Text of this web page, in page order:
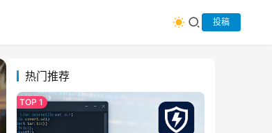
投稿
热门推荐